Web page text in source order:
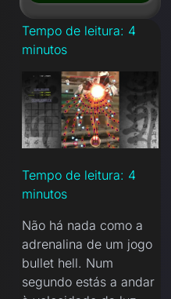
Tempo de leitura: 4
minutos
Tempo de leitura: 4
minutos
Não há nada como a
adrenalina de um jogo
bullet hell. Num
segundo estás a andar